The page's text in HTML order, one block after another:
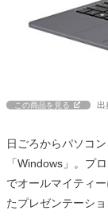
この商品を見る 出
日ごろからパソコ
「Windows」。プ
でオールマイティ
たプレゼンテーシ